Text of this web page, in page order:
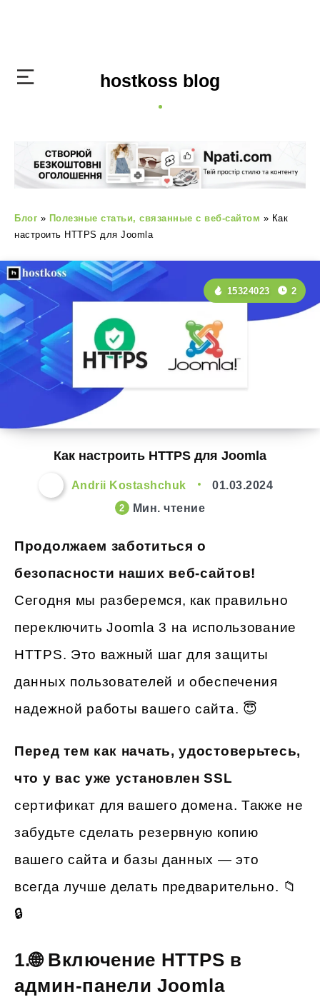
hostkoss blog
Блог » Полезные статьи, связанные с веб-сайтом » Как
настроить HTTPS для Joomla
Как настроить HTTPS для Joomla
15324023 2
Andrii Kostashchuk 01.03.2024
2 Мин. чтение
Продолжаем заботиться о
безопасности наших веб-сайтов!
Сегодня мы разберемся, как правильно
переключить Joomla 3 на использование
HTTPS. Это важный шаг для защиты
данных пользователей и обеспечения
надежной работы вашего сайта. 😇
Перед тем как начать, удостоверьтесь,
что у вас уже установлен SSL
сертификат для вашего домена. Также не
забудьте сделать резервную копию
вашего сайта и базы данных — это
всегда лучше делать предварительно. 📁
🔒
1.🌐 Включение HTTPS в
админ-панели Joomla